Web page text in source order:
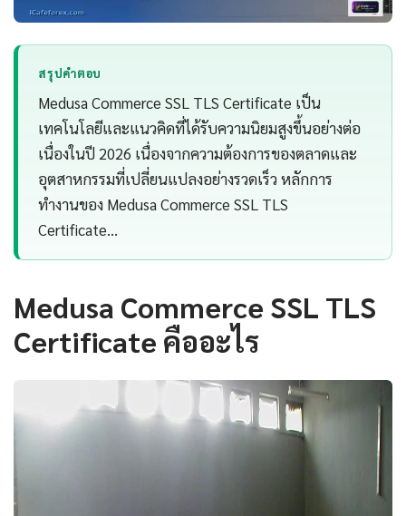
สรุปคำตอบ
Medusa Commerce SSL TLS Certificate เป็น
เทคโนโลยีและแนวคิดที่ได้รับความนิยมสูงขึ้นอย่างต่อ
เนื่องในปี 2026 เนื่องจากความต้องการของตลาดและ
อุตสาหกรรมที่เปลี่ยนแปลงอย่างรวดเร็ว หลักการ
ทำงานของ Medusa Commerce SSL TLS
Certificate…
Medusa Commerce SSL TLS
Certificate คืออะไร